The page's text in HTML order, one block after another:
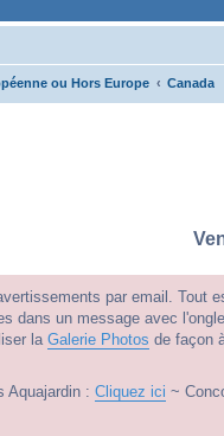
ou Hors Europe Canada
par email. Tout
dans un message avec
la Galerie Photos de façon
Aquajardin : Cliquez ici ~